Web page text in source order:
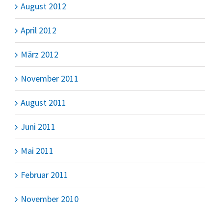
August 2012
April 2012
März 2012
November 2011
August 2011
Juni 2011
Mai 2011
Februar 2011
November 2010